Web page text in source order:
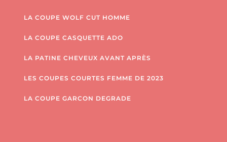
LA COUPE WOLF CUT HOMME
LA COUPE CASQUETTE ADO
LA PATINE CHEVEUX AVANT APRÈS
LES COUPES COURTES FEMME DE 2023
LA COUPE GARCON DEGRADE